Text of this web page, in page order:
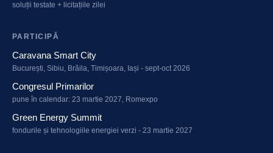
soluții testate + licitațiile zilei
PARTICIPĂ
Caravana Smart City
București, Sibiu, Brăila, Timișoara, Iași - sept-oct 2026
Congresul Primarilor
pune în calendar: 23 martie 2027, Romexpo
Green Energy Summit
fondurile și tehnologiile energiei verzi - 23 martie 2027